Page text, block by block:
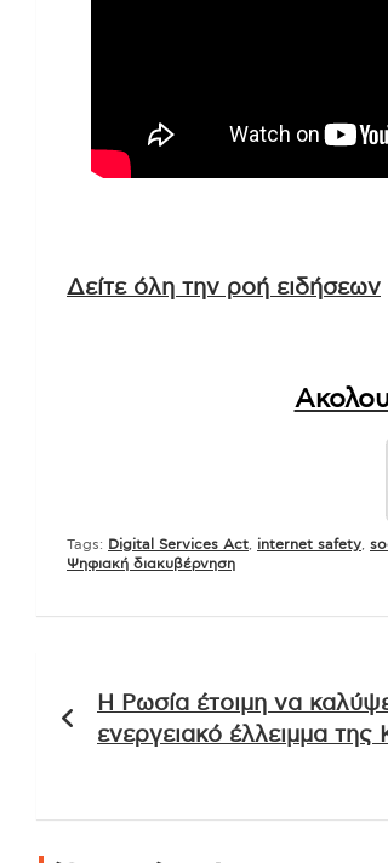
Δείτε όλη την ροή ειδήσεων
Tags: Digital Services Act internet safety
Ψηφιακή διακυβέρνηση
άρθρων
Η Ρωσία έτοιμη να
ενεργειακό έλλειμμα της